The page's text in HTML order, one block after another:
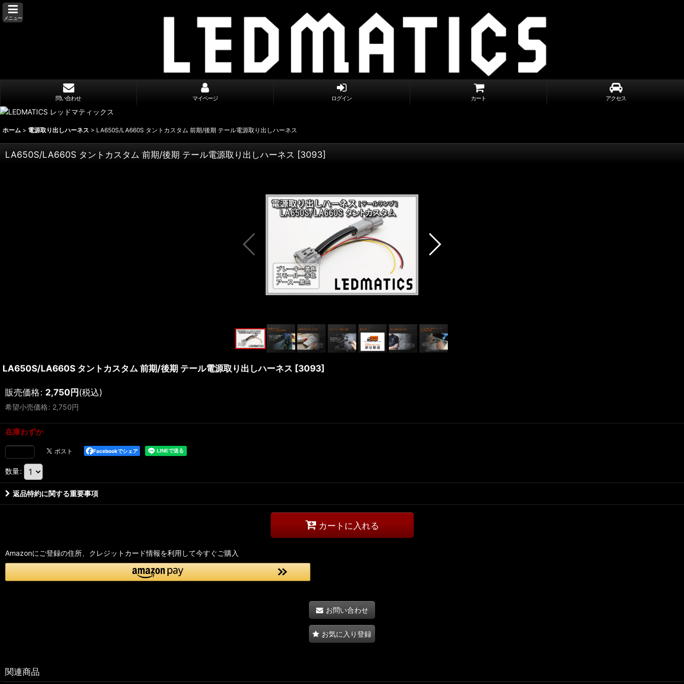
メニュー
問い合わせ マイページ ログイン カート アクセス
ホーム > 電源取り出しハーネス > LA650S/LA660S タントカスタム 前期/後期 テール電源取り出しハーネス
LA650S/LA660S タントカスタム 前期/後期 テール電源取り出しハーネス [3093]
LA650S/LA660S タントカスタム 前期/後期 テール電源取り出しハーネス [3093]
販売価格: 2,750円(税込)
希望小売価格: 2,750円
在庫わずか
Facebookでシェア
数量:
返品特約に関する重要事項
カートに入れる
Amazonにご登録の住所、クレジットカード情報を利用して今すぐご購入
お問い合わせ
お気に入り登録
関連商品